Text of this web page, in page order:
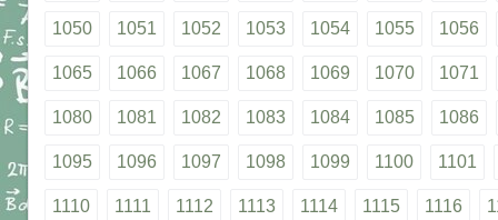
1050 1051 1052 1053 1054 1055 1056
1065 1066 1067 1068 1069 1070 1071
1080 1081 1082 1083 1084 1085 1086
1095 1096 1097 1098 1099 1100 1101
1110 1111 1112 1113 1114 1115 1116